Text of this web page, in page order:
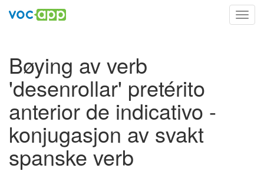
Bøying av verb
'desenrollar' pretérito
anterior de indicativo -
konjugasjon av svakt
spanske verb